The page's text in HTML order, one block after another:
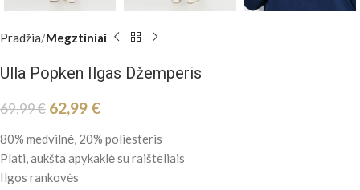
Pradžia Megztiniai
Ulla Popken Ilgas Džemperis
69,99€ 62,99 €
80% medvilnė, 20% poliesteris
Plati, aukšta apykaklė su raišteliais
Ilgos rankovės